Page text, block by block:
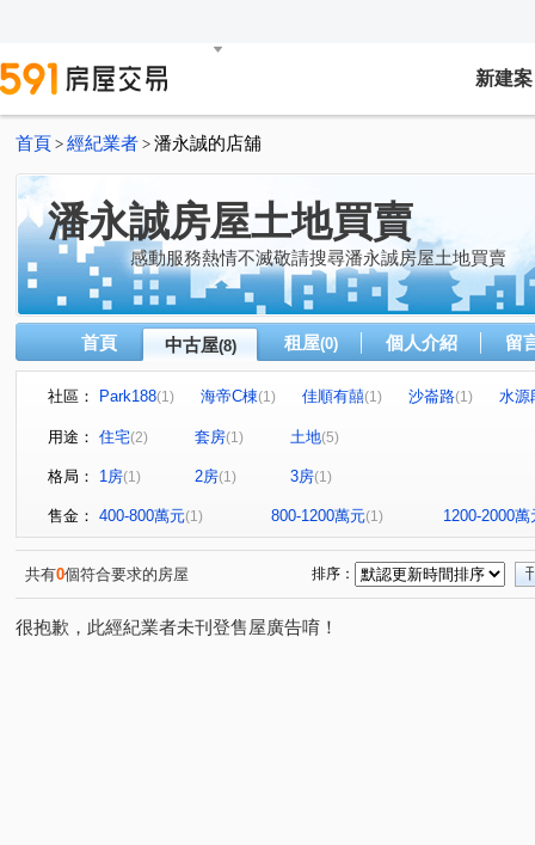
新建案
首頁 > 經紀業者 > 潘永誠的店舖
潘永誠房屋土地買賣
感動服務熱情不滅敬請搜尋潘永誠房屋土地買賣
首頁 中古屋(8) 租屋(0) 個人介紹 留
社區： Park188(1) 海帝C棟(1) 佳順有囍(1) 沙崙路(1)
水源
新市二路三段
(1) (1)
用途： 住宅(2) 套房(1) 土地(5)
格局： 1房(1) 2房(1) 3房(1)
售金： 400-800萬元(1) 800-1200萬元(1) 1200-2000萬
共有0個符合要求的房屋 排序：
很抱歉，此經紀業者未刊登售屋廣告唷！